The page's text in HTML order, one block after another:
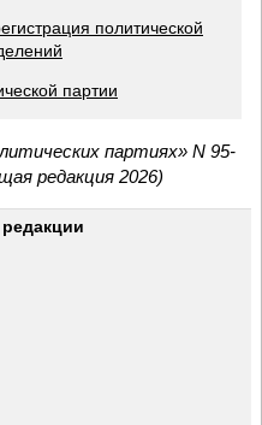
политической
партии
партиях» N 95-
редакция 2026)